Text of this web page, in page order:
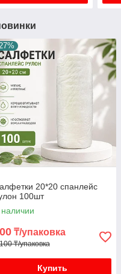
20*20 спанлейс
100шт
₸/упаковка
₸/упаковка
Купить